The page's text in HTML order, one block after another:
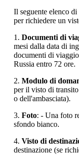
Il seguente elenco
per richiedere un
1. Documenti di
mesi dalla data di
documenti di
Russia entro 72 ore.
2. Modulo di
per il visto di
o dell'ambasciata).
3. Foto: - Una foto
sfondo bianco.
4. Visto di
destinazione (se